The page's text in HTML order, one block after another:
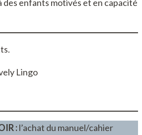
des enfants motivés et en capacité
Lingo
:l’achat du manuel/cahier